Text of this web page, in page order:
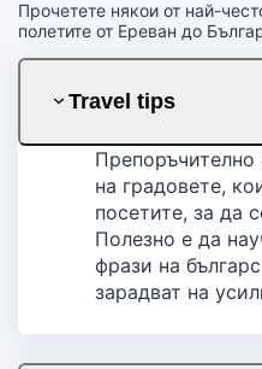
Прочетете някои от най-
полетите от Ереван до
Travel tips
Препоръчително
на градовете,
посетите, за да
Полезно е да
фрази на
зарадват на